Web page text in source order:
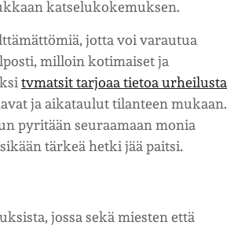
katselukokemuksen.
jotta voi varautua
milloin kotimaiset ja
tvmatsit tarjoaa tietoa urheilusta
ja aikataulut tilanteen mukaan.
pyritään seuraamaan monia
tärkeä hetki jää paitsi.
jossa sekä miesten että